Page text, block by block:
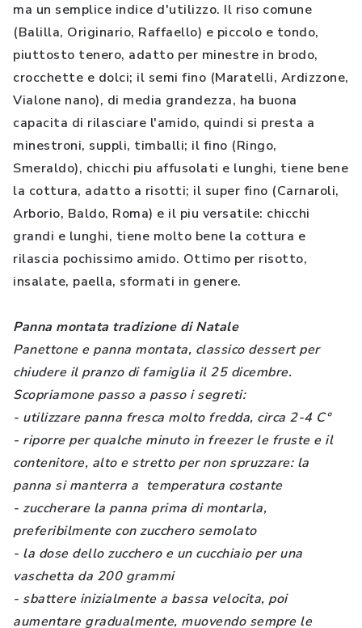
ma un semplice indice d'utilizzo. Il riso comune
(Balilla, Originario, Raffaello) e piccolo e tondo,
piuttosto tenero, adatto per minestre in brodo,
crocchette e dolci; il semi fino (Maratelli, Ardizzone,
Vialone nano), di media grandezza, ha buona
capacita di rilasciare l'amido, quindi si presta a
minestroni, suppli, timballi; il fino (Ringo,
Smeraldo), chicchi piu affusolati e lunghi, tiene bene
la cottura, adatto a risotti; il super fino (Carnaroli,
Arborio, Baldo, Roma) e il piu versatile: chicchi
grandi e lunghi, tiene molto bene la cottura e
rilascia pochissimo amido. Ottimo per risotto,
insalate, paella, sformati in genere.
Panna montata tradizione di Natale
Panettone e panna montata, classico dessert per
chiudere il pranzo di famiglia il 25 dicembre.
Scopriamone passo a passo i segreti:
- utilizzare panna fresca molto fredda, circa 2-4 C°
- riporre per qualche minuto in freezer le fruste e il
contenitore, alto e stretto per non spruzzare: la
panna si manterra a temperatura costante
- zuccherare la panna prima di montarla,
preferibilmente con zucchero semolato
- la dose dello zucchero e un cucchiaio per una
vaschetta da 200 grammi
- sbattere inizialmente a bassa velocita, poi
aumentare gradualmente, muovendo sempre le